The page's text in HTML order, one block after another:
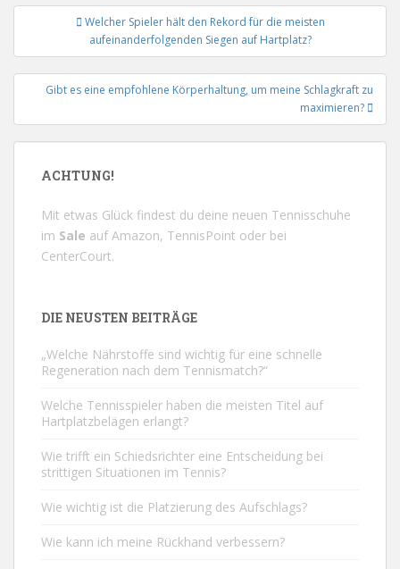
Beitrags-
Navigation
Welcher Spieler hält den Rekord für die meisten
aufeinanderfolgenden Siegen auf Hartplatz?
Gibt es eine empfohlene Körperhaltung, um meine Schlagkraft zu
maximieren?
ACHTUNG!
Mit etwas Glück findest du deine neuen Tennisschuhe
im Sale aufAmazon, TennisPoint oder bei
CenterCourt.
DIE NEUSTEN BEITRÄGE
„Welche Nährstoffe sind wichtig für eine schnelle
Regeneration nach dem Tennismatch?“
Welche Tennisspieler haben die meisten Titel auf
Hartplatzbelägen erlangt?
Wie trifft ein Schiedsrichter eine Entscheidung bei
strittigen Situationen im Tennis?
Wie wichtig ist die Platzierung des Aufschlags?
Wie kann ich meine Rückhand verbessern?